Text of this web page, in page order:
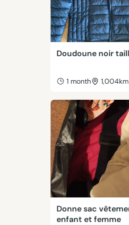
Doudoune noir
1 month 1,004km
Donne sac
enfant et femme